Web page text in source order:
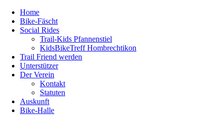
Home
Bike-Fäscht
Social Rides
Trail-Kids Pfannenstiel
KidsBikeTreff Hombrechtikon
Trail Friend werden
Unterstützer
Der Verein
Kontakt
Statuten
Auskunft
Bike-Halle